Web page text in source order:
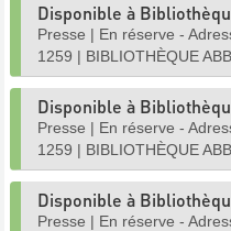
Disponible à
Presse | En réserve -
1259 | BIBLIOTHÈQUE
Disponible à
Presse | En réserve -
1259 | BIBLIOTHÈQUE
Disponible à
Presse | En réserve -